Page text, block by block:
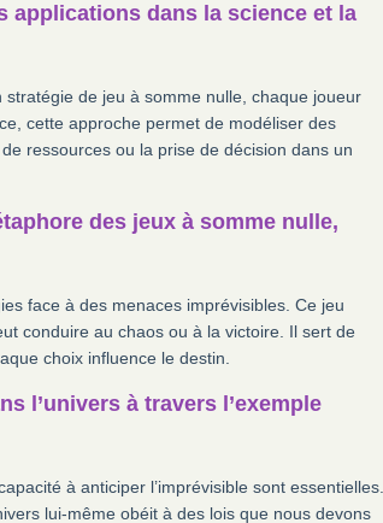
applications dans la science et la
de jeu à somme nulle, chaque joueur
cette approche permet de modéliser des
ressources ou la prise de décision dans un
des jeux à somme nulle,
face à des menaces imprévisibles. Ce jeu
conduire au chaos ou à la victoire. Il sert de
choix influence le destin.
l’univers à travers l’exemple
à anticiper l’imprévisible sont essentielles.
lui-même obéit à des lois que nous devons